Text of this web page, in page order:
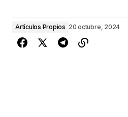
Artículos Propios 20 octubre, 2024